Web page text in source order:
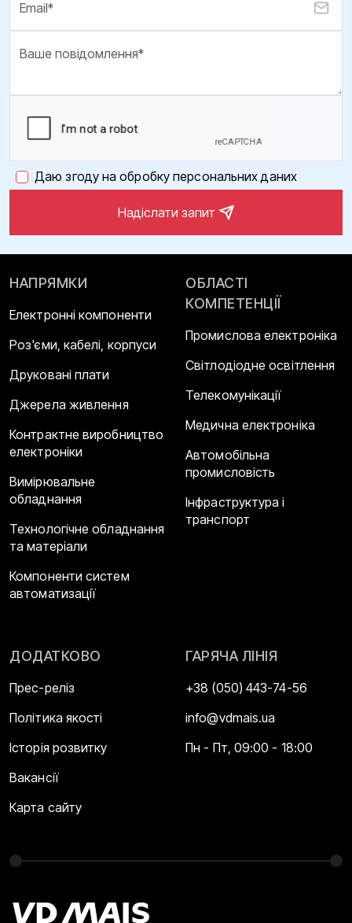
Даю згоду на обробку персональних даних
Надіслати запит
НАПРЯМКИ
Електронні компоненти
Роз'єми, кабелі, корпуси
Друковані плати
Джерела живлення
Контрактне виробництво
електроніки
Вимірювальне
обладнання
Технологічне обладнання
та матеріали
Компоненти систем
автоматизації
ОБЛАСТІ
КОМПЕТЕНЦІЇ
Промислова електроніка
Світлодіодне освітлення
Телекомунікації
Медична електроніка
Автомобільна
промисловість
Інфраструктура і
транспорт
ДОДАТКОВО
Прес-реліз
Політика якості
Історія розвитку
Вакансії
Карта сайту
ГАРЯЧА ЛІНІЯ
+38 (050) 443-74-56
info@vdmais.ua
Пн - Пт, 09:00 - 18:00